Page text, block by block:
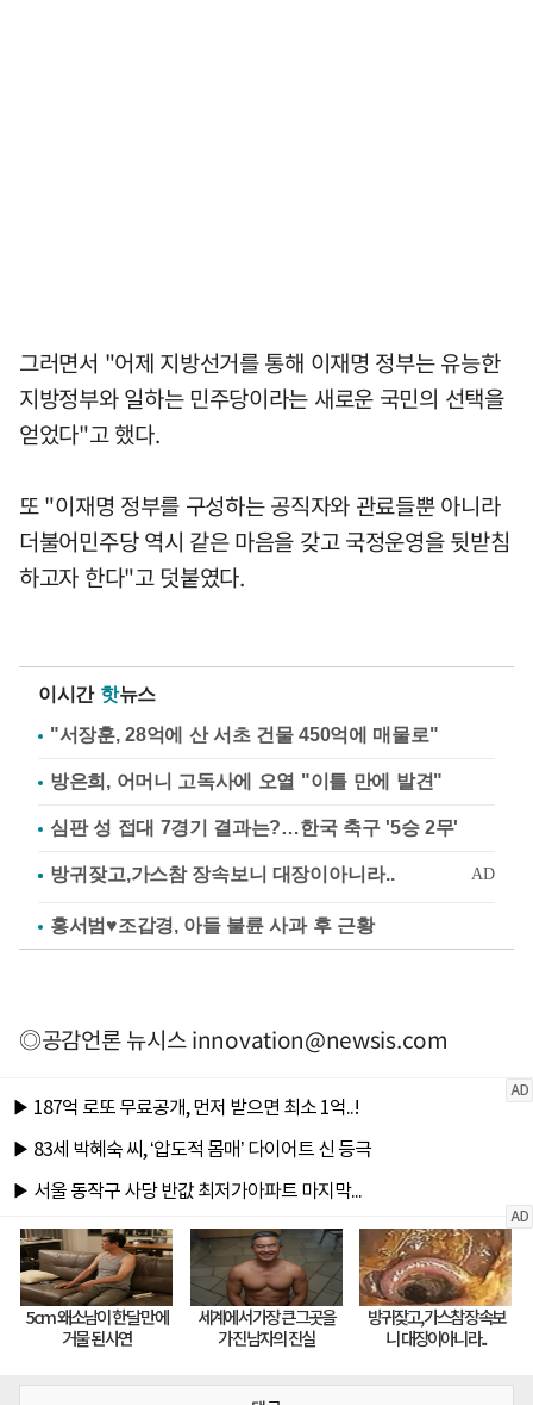
그러면서 "어제 지방선거를 통해 이재명 정부는 유능한
지방정부와 일하는 민주당이라는 새로운 국민의 선택을
얻었다"고 했다.
또 "이재명 정부를 구성하는 공직자와 관료들뿐 아니라
더불어민주당 역시 같은 마음을 갖고 국정운영을 뒷받침
하고자 한다"고 덧붙였다.
이시간 핫뉴스
"서장훈, 28억에 산 서초 건물 450억에 매물로"
방은희, 어머니 고독사에 오열 "이틀 만에 발견"
심판 성 접대 7경기 결과는?…한국 축구 '5승 2무'
홍서범♥조갑경, 아들 불륜 사과 후 근황
◎공감언론 뉴시스innovation@newsis.com